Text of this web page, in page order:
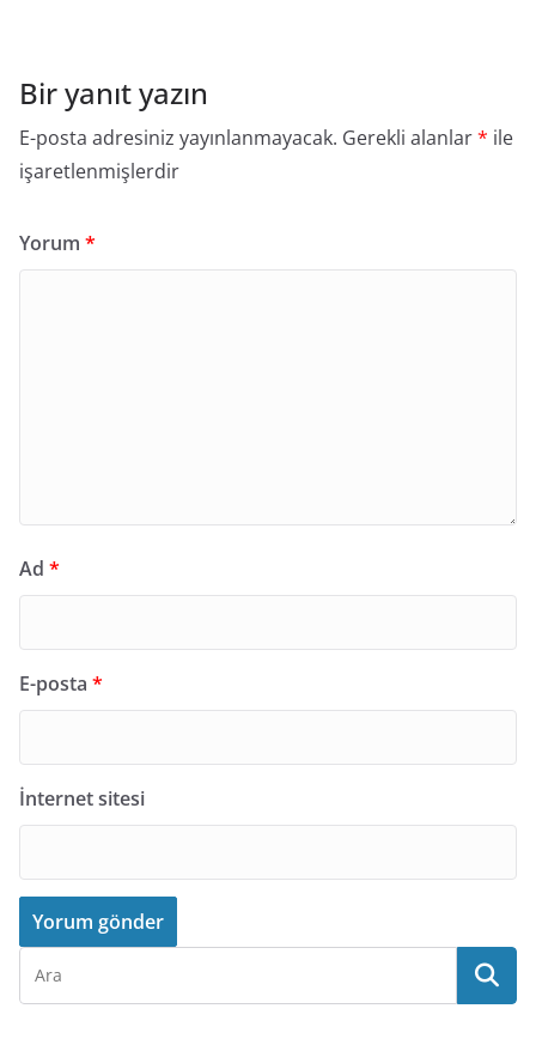
Bir yanıt yazın
E-posta adresiniz yayınlanmayacak. Gerekli alanlar* ile
işaretlenmişlerdir
Yorum *
Ad *
E-posta *
İnternet sitesi